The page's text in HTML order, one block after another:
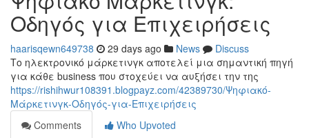
Οδηγός για Επιχειρήσεις
haarisqewn649738 29 days ago News
Discuss
Το ηλεκτρονικό μάρκετινγκ αποτελεί μια σημαντική πηγή
για κάθε business που στοχεύει να αυξήσει την της
https://rishihwur108391.blogpayz.com/42389730/Ψηφιακό-
Μάρκετινγκ-Οδηγός-για-Επιχειρήσεις
Comments
Who Upvoted